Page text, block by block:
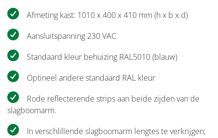
Afmeting kast: 1010 x 400 x 410 mm (h x b x d)
Aansluitspanning 230 VAC.
Standaard kleur behuizing RAL5010 (blauw)
Optineel andere standaard RAL kleur
Rode reflecterende strips aan beide zijden van de
slagboomarm.
In verschlillende slagboomarm lengtes te verkrijgen;